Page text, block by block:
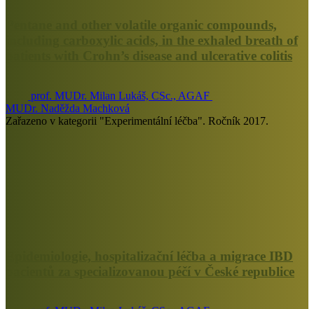
Pentane and other volatile organic compounds,
including carboxylic acids, in the exhaled breath of
patients with Crohn’s disease and ulcerative colitis
prof. MUDr. Milan Lukáš, CSc., AGAF
MUDr. Naděžda Machková
Zařazeno v kategorii "Experimentální léčba". Ročník 2017.
Epidemiologie, hospitalizační léčba a migrace IBD
pacientů za specializovanou péčí v České republice